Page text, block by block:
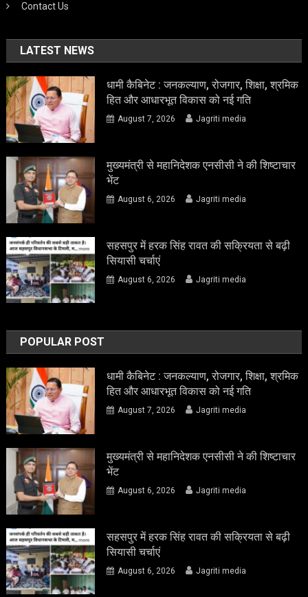
Contact Us
LATEST NEWS
धामी कैबिनेट : जनकल्याण, रोजगार, शिक्षा, श्रमिक
हित और आधारभूत विकास को नई गति
August 7, 2026 Jagriti media
मुख्यमंत्री से महानिदेशक एनसीसी ने की शिष्टाचार
भेंट
August 6, 2026 Jagriti media
सहसपुर में हरक सिंह रावत की सक्रियता से बढ़ी
सियासी चर्चाएं
August 6, 2026 Jagriti media
POPULAR POST
धामी कैबिनेट : जनकल्याण, रोजगार, शिक्षा, श्रमिक
हित और आधारभूत विकास को नई गति
August 7, 2026 Jagriti media
मुख्यमंत्री से महानिदेशक एनसीसी ने की शिष्टाचार
भेंट
August 6, 2026 Jagriti media
सहसपुर में हरक सिंह रावत की सक्रियता से बढ़ी
सियासी चर्चाएं
August 6, 2026 Jagriti media